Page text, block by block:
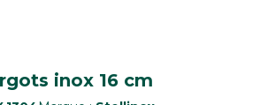
inox 16 cm